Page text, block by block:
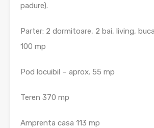
padure).
Parter: 2 dormitoare, 2 bai, living,
100 mp
Pod locuibil – aprox. 55 mp
Teren 370 mp
Amprenta casa 113 mp